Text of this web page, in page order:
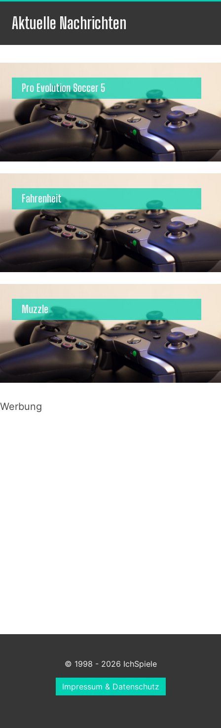
Aktuelle Nachrichten
Pro Evolution Soccer 5
Fahrenheit
Muzzle
Werbung
© 1998 - 2026 IchSpiele
Impressum & Datenschutz